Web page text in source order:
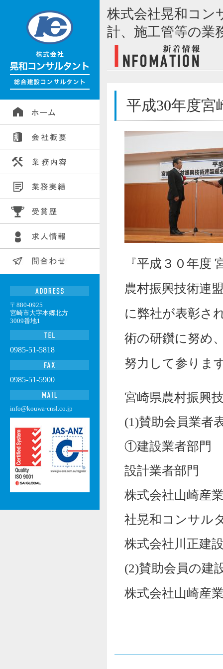
株式会社晃和コン
計、施工管等の業
平成30年度宮
『平成３０年度
農村振興技術連
に弊社が表彰さ
術の研鑽に努め
努力して参りま
宮崎県農村振興
(1)賛助会員業者
①建設
設計業者部門
株式会
社晃和コンサル
株式会社川正建
(2)賛助会員の建
株式会社山
〒880-0925
宮崎市大字本郷北方
3009番地1
0985-51-5818
0985-51-5900
info@kouwa-cnsl.co.jp